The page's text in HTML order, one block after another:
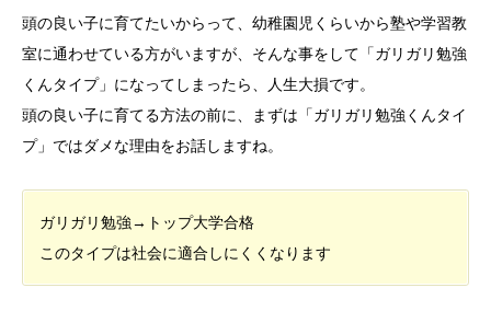
頭の良い子に育てたいからって、幼稚園児くらいから塾や学習教
室に通わせている方がいますが、そんな事をして「ガリガリ勉強
くんタイプ」になってしまったら、人生大損です。
頭の良い子に育てる方法の前に、まずは「ガリガリ勉強くんタイ
プ」ではダメな理由をお話しますね。
ガリガリ勉強→トップ大学合格
このタイプは社会に適合しにくくなります